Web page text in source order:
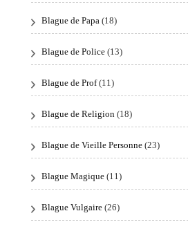
Blague de Papa (18)
Blague de Police (13)
Blague de Prof(11)
Blague de Religion (18)
Blague de Vieille Personne (23)
Blague Magique (11)
Blague Vulgaire (26)